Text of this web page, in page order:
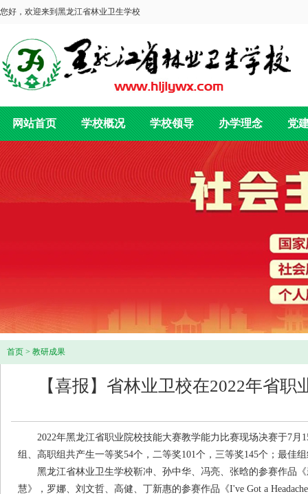
您好，欢迎来到黑龙江省林业卫生学校
网站首页 学校概况 学校领导 办学理念 党
首页 > 教研成果
【喜报】省林业卫校在2022年省
2022年黑龙江省职业院校技能大赛教学能力比赛现场决赛于7月
组、高职组共产生一等奖54个，二等奖101个，三等奖145个；最佳
黑龙江省林业卫生学校靳冲、孙中华、冯亮、张晗的参赛作品《
慧》，罗娜、刘文哲、高健、丁新惠的参赛作品《I've Got a